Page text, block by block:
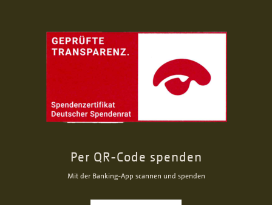
Per QR-Code spenden
Mit der Banking-App scannen und spenden